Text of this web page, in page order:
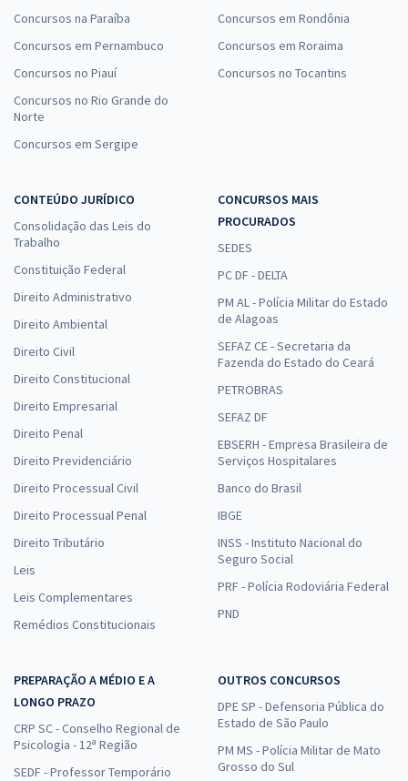
Concursos na Paraíba
Concursos em Pernambuco
Concursos no Piauí
Concursos no Rio Grande do
Norte
Concursos em Sergipe
Concursos em Rondônia
Concursos em Roraima
Concursos no Tocantins
CONTEÚDO JURÍDICO
Consolidação das Leis do
Trabalho
Constituição Federal
Direito Administrativo
Direito Ambiental
Direito Civil
Direito Constitucional
Direito Empresarial
Direito Penal
Direito Previdenciário
Direito Processual Civil
Direito Processual Penal
Direito Tributário
Leis
Leis Complementares
Remédios Constitucionais
CONCURSOS MAIS
PROCURADOS
SEDES
PC DF - DELTA
PM AL - Polícia Militar do Estado
de Alagoas
SEFAZ CE - Secretaria da
Fazenda do Estado do Ceará
PETROBRAS
SEFAZ DF
EBSERH - Empresa Brasileira de
Serviços Hospitalares
Banco do Brasil
IBGE
INSS - Instituto Nacional do
Seguro Social
PRF - Polícia Rodoviária Federal
PND
PREPARAÇÃO A MÉDIO E A
LONGO PRAZO
CRP SC - Conselho Regional de
Psicologia - 12ª Região
SEDF - Professor Temporário
OUTROS CONCURSOS
DPE SP - Defensoria Pública do
Estado de São Paulo
PM MS - Polícia Militar de Mato
Grosso do Sul